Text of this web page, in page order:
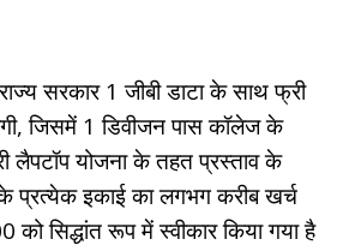
सरकार 1 जीबी डाटा के साथ फ्री
जिसमें 1 डिवीजन पास कॉलेज के
लैपटॉप योजना के तहत प्रस्ताव के
प्रत्येक इकाई का लगभग करीब खर्च
सिद्धांत रूप में स्वीकार किया गया है